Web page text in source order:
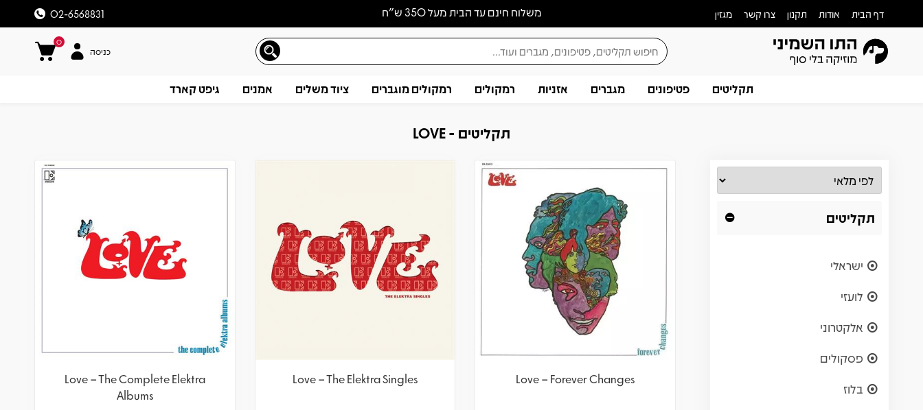
משלוח חינם עד הבית מעל 350 ש״ח דף הבית אודות תקנון צרו קשר מגזין 02-6568831
0
כניסה
תקליטים פטיפונים מגברים אזניות רמקולים רמקולים מוגברים ציוד משלים אמנים גיפט קארד
תקליטים - LOVE
תקליטים
ישראלי
לועזי
אלקטרוני
פסקולים
בלוז
Love – Forever Changes
Love – The Elektra Singles
Love – The Complete Elektra
Albums